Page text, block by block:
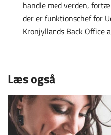
handle med verden,
der er funktionschef for
Kronjyllands Back Office
Læs også